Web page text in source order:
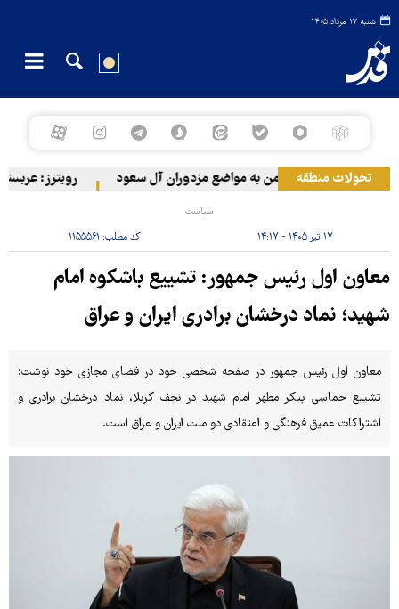
شنبه ۱۷ مرداد ۱۴۰۵
تحولات منطقه
حمله ارتش یمن به مواضع مزدوران آل سعود رویترز: عربستان ۸۶ درصد از موشک‌های پاتریوت خود را استفاده کرده است
سیاست
۱۷ تیر ۱۴۰۵ - ۱۴:۱۷ کد مطلب: ۱۱۵۵۵۶۱
معاون اول رئیس جمهور: تشییع باشکوه امام
شهید؛ نماد درخشان برادری ایران و عراق
معاون اول رئیس جمهور در صفحه شخصی خود در فضای مجازی خود نوشت:
تشییع حماسی پیکر مطهر امام شهید در نجف کربلا، نماد درخشان برادری و
اشتراکات عمیق فرهنگی و اعتقادی دو ملت ایران و عراق است.